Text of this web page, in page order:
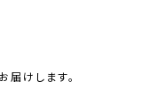
届けします。